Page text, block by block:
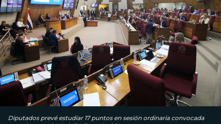
Diputados prevé estudiar 17 puntos en sesión ordinaria convocada